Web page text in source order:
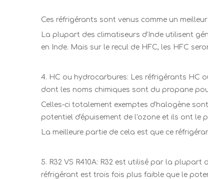
Ces réfrigérants sont venus comme un
La plupart des climatiseurs d'Inde utilisent
en Inde. Mais sur le recul de HFC, les HFC
4. HC ou hydrocarbures: Les réfrigérants HC
dont les noms chimiques sont du propane
Celles-ci totalement exemptes d'halogène
potentiel d'épuisement de l'ozone et ils ont le
La meilleure partie de cela est que ce
5. R32 VS R410A: R32 est utilisé par la
réfrigérant est trois fois plus faible que le